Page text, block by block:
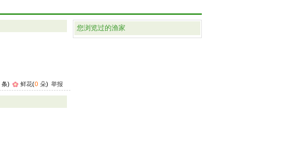
条) 鲜花(0 朵) 举报
您浏览过的渔家